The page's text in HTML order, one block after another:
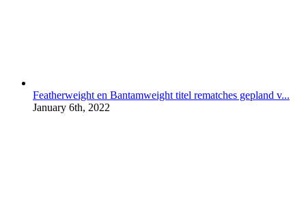
Featherweight en Bantamweight titel rematches gepland v...
January 6th, 2022